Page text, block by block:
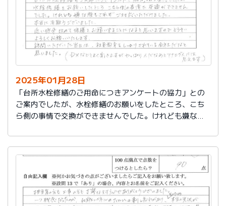
又、何かあった時はよろしくお願いしますネ
2025年01月28日
「台所水栓修繕のご用命につきアンケートの協力」との
ご案内でしたが、水栓修繕のお願いをしたところ、こち
ら側の事情で交換ができませんでした。けれども嫌な顔
本当に有難うございました。
近い将来、改めて修繕をお願いすることになると思いま
すので、どうぞよろしくお願いいたします。
訪問いただいた当日は、社員教育をしっかりされている
会社だなと思いました。（DXなどとよく聞きますが、や
っぱり人だなぁとアナログ人には思えます）